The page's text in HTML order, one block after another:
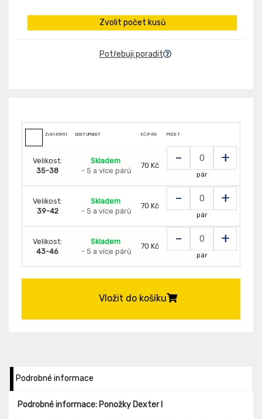
Zvolit počet kusů
Potřebuji poradit
ZV8145931 DOSTUPNOST KČ/PÁR: POČET
Velikost:
35-38
Skladem
- 5 a více párů
70 Kč - +
pár
Velikost:
39-42
Skladem
- 5 a více párů
70 Kč - +
pár
Velikost:
43-46
Skladem
- 5 a více párů
70 Kč - +
pár
Vložit do košíku
Podrobné informace
Podrobné informace: Ponožky Dexter I